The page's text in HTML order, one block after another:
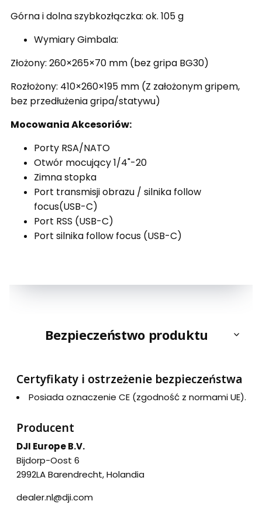
Górna i dolna szybkozłączka: ok. 105 g
Wymiary Gimbala:
Złożony: 260×265×70 mm (bez gripa BG30)
Rozłożony: 410×260×195 mm (Z założonym gripem,
bez przedłużenia gripa/statywu)
Mocowania Akcesoriów:
Porty RSA/NATO
Otwór mocujący 1/4"-20
Zimna stopka
Port transmisji obrazu / silnika follow
focus(USB-C)
Port RSS (USB-C)
Port silnika follow focus (USB-C)
Bezpieczeństwo produktu
Certyfikaty i ostrzeżenie bezpieczeństwa
Posiada oznaczenie CE (zgodność z normami UE).
Producent
DJI Europe B.V.
Bijdorp-Oost 6
2992LA Barendrecht, Holandia
dealer.nl@dji.com